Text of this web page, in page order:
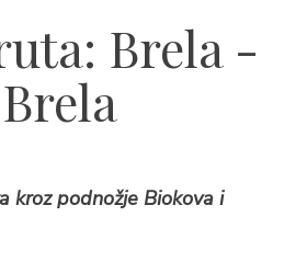
Brela -
kroz podnožje Biokova i